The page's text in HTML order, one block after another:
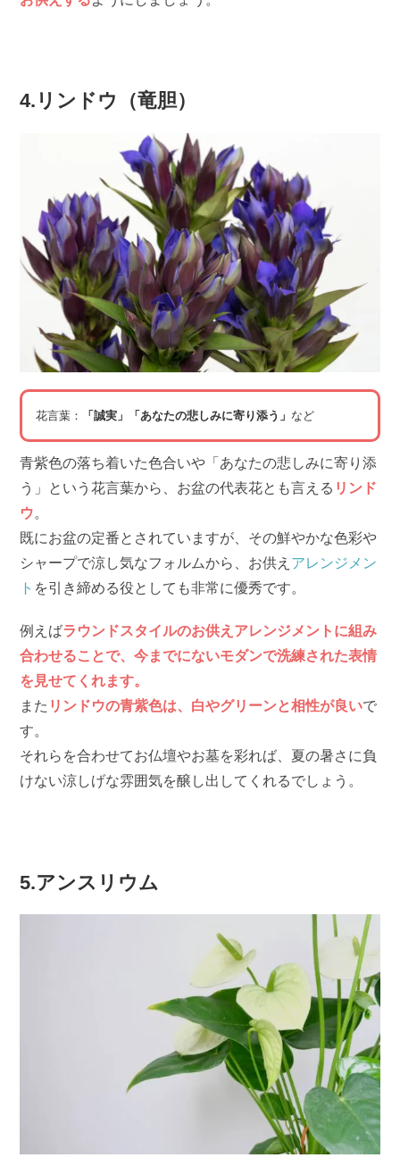
4.リンドウ（竜胆）
花言葉： 「誠実」「あなたの悲しみに寄り添う」 など
青紫色の落ち着いた色合いや「あなたの悲しみに寄り添
う」という花言葉から、お盆の代表花とも言える リンド
ウ。
既にお盆の定番とされていますが、その鮮やかな色彩や
シャープで涼し気なフォルムから、お供え アレンジメン
ト を引き締める役としても非常に優秀です。
例えばラウンドスタイルのお供えアレンジメントに組み
合わせることで、今までにないモダンで洗練された表情
を見せてくれます。
また リンドウの青紫色は、白やグリーンと相性が良いで
す。
それらを合わせてお仏壇やお墓を彩れば、夏の暑さに負
けない涼しげな雰囲気を醸し出してくれるでしょう。
5.アンスリウム